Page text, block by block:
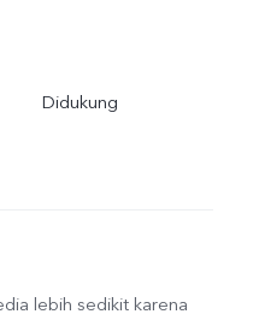
Didukung
lebih sedikit karena